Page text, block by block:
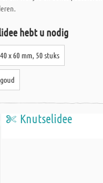
hebt u nodig
x 60 mm, 50 stuks
Knutselidee